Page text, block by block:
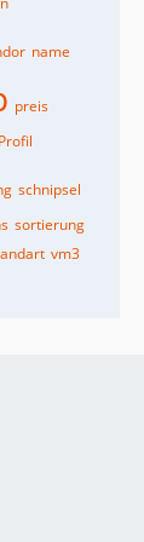
name
preis
Profil
schnipsel
sortierung
vm3